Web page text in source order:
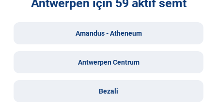
Antwerpen için 59 aktif semt
Amandus - Atheneum
Antwerpen Centrum
Bezali